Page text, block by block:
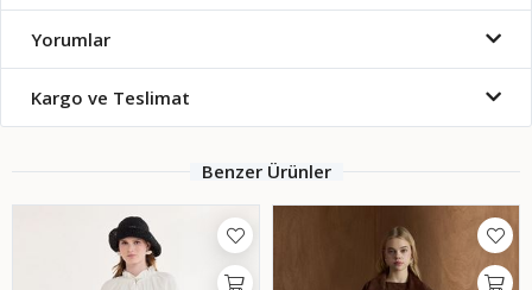
Yorumlar
Kargo ve Teslimat
Benzer Ürünler